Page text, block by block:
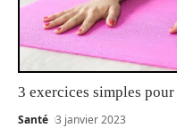
3 exercices simples
Santé 3 janvier 2023